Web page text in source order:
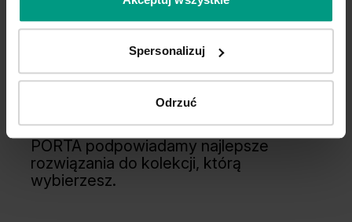
Spersonalizuj
Odrzuć
Wygodny wybór
Kupuj WYGODNIE w komplecie. W
PORTA podpowiadamy najlepsze
rozwiązania do kolekcji, którą
wybierzesz.